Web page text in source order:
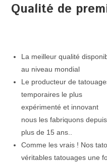
Qualité de
La meilleur qualité
au niveau mondial
Le producteur de
temporaires le plus
expérimenté et innovant
nous les fabriquons depuis
plus de 15 ans..
Comme les vrais ! Nos
véritables tatouages une